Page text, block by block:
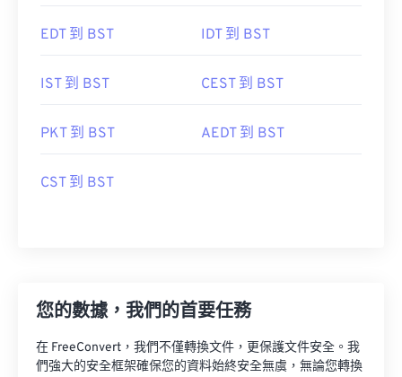
EDT 到 BST IDT 到 BST
IST 到 BST CEST 到 BST
PKT 到 BST AEDT 到 BST
CST 到 BST
您的數據，我們的首要任務
在 FreeConvert，我們不僅轉換文件，更保護文件安全。我
們強大的安全框架確保您的資料始終安全無虞，無論您轉換